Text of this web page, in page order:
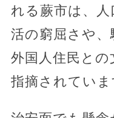
れる蕨市は、
活の窮屈さや、
外国人住民と
指摘されていま